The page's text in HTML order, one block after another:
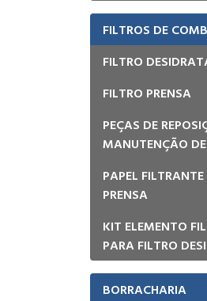
FILTROS DE
FILTRO
FILTRO PRENSA
PEÇAS DE
MANUTENÇÃO
PAPEL
PRENSA
KIT ELEMENTO
PARA FILTRO
BORRACHARIA